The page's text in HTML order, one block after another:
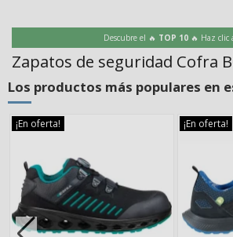
Descubre el 🔥 TOP 10 🔥 Haz clic
Zapatos de seguridad Cofra
Los productos más populares en
¡En oferta! ¡En oferta!